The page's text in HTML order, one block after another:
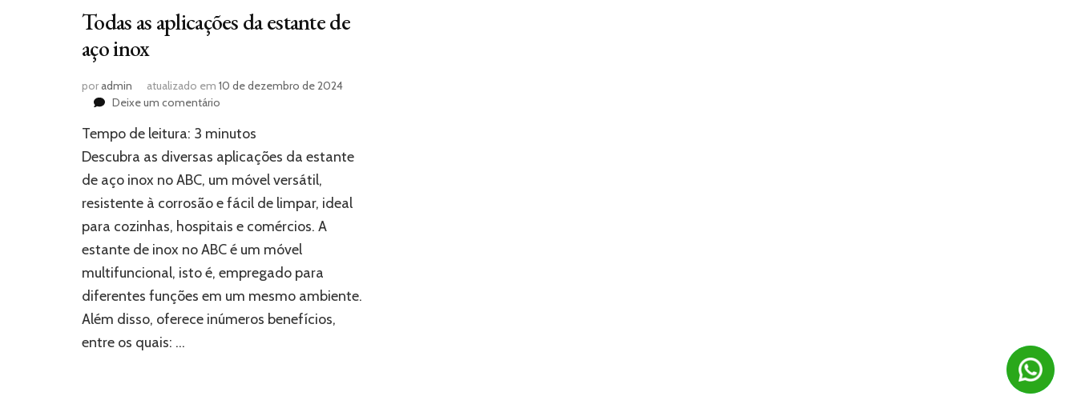
Todas as aplicações da estante de
aço inox
poradmin atualizado em 10 de dezembro de 2024
Deixe um comentário
as
aplicações
da
estante
de
aço
inox
Tempo de leitura: 3 minutos
Descubra as diversas aplicações da estante
de aço inox no ABC, um móvel versátil,
resistente à corrosão e fácil de limpar, ideal
para cozinhas, hospitais e comércios. A
estante de inox no ABC é um móvel
multifuncional, isto é, empregado para
diferentes funções em um mesmo ambiente.
Além disso, oferece inúmeros benefícios,
entre os quais: …